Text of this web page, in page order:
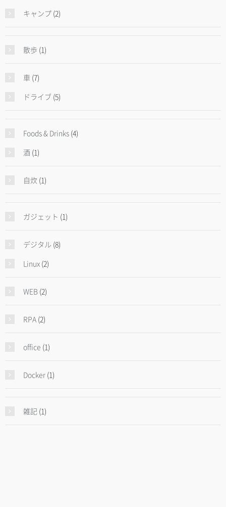
キャンプ (2)
散歩 (1)
車 (7)
ドライブ (5)
Foods & Drinks (4)
酒 (1)
自炊 (1)
ガジェット (1)
デジタル (8)
Linux (2)
WEB (2)
RPA (2)
office (1)
Docker (1)
雑記 (1)